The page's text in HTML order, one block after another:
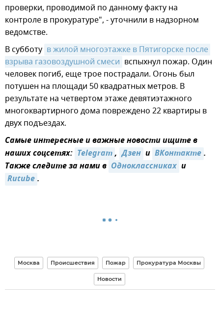
проверки, проводимой по данному факту на
контроле в прокуратуре", - уточнили в надзорном
ведомстве.
В субботу в жилой многоэтажке в Пятигорске после
взрыва газовоздушной смеси вспыхнул пожар. Один
человек погиб, еще трое пострадали. Огонь был
потушен на площади 50 квадратных метров. В
результате на четвертом этаже девятиэтажного
многоквартирного дома повреждено 22 квартиры в
двух подъездах.
Самые интересные и важные новости ищите в
наших соцсетях: Telegram, Дзен и ВКонтакте.
Также следите за нами в Одноклассниках и
Rutube.
Москва Происшествия Пожар Прокуратура Москвы
Новости